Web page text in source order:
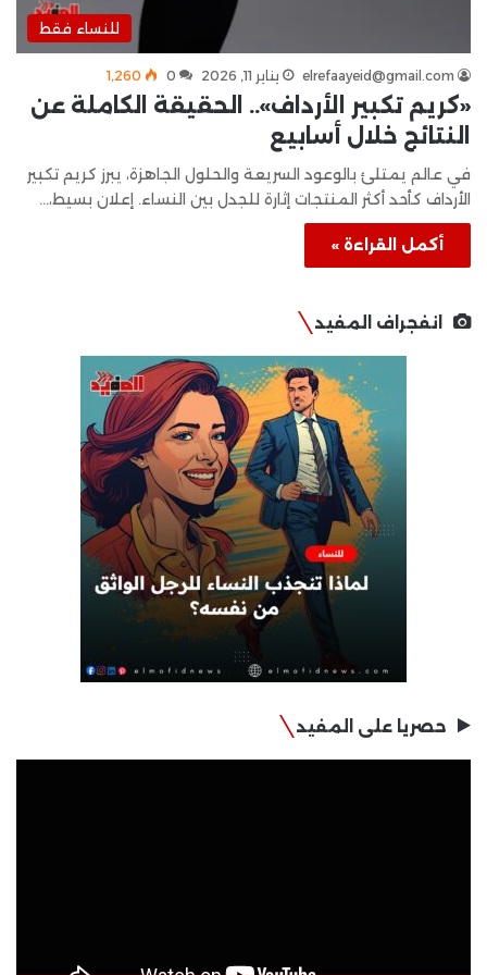
للنساء فقط
elrefaayeid@gmail.com يناير 11, 2026 0 1٬260
«كريم تكبير الأرداف».. الحقيقة الكاملة عن
النتائج خلال أسابيع
في عالم يمتلئ بالوعود السريعة والحلول الجاهزة، يبرز كريم تكبير
الأرداف كأحد أكثر المنتجات إثارة للجدل بين النساء. إعلان بسيط،…
أكمل القراءة »
انفجراف المفيد
حصريا على المفيد